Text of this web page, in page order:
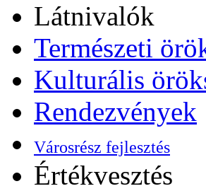
Látnivalók
Természeti
Kulturális
Rendezvények
Városrész fejlesztés
Értékvesztés